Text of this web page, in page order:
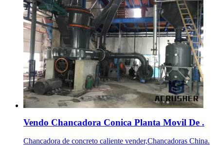
Vendo Chancadora Conica Planta Movil De .
Chancadora de concreto caliente vender,Chancadoras China.